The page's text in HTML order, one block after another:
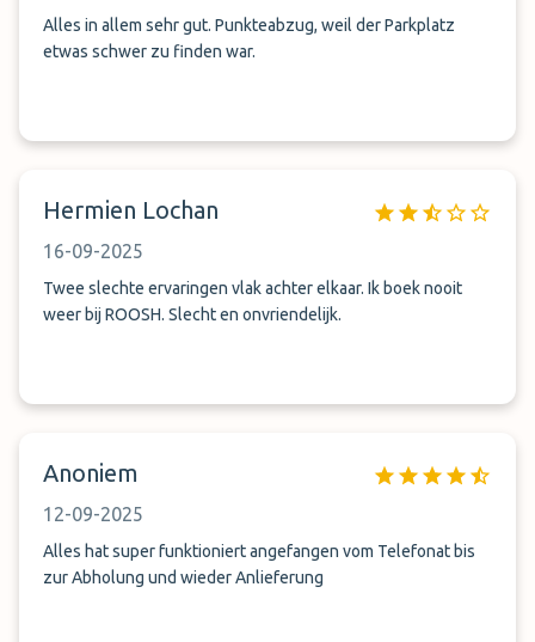
Alles in allem sehr gut. Punkteabzug, weil der Parkplatz
etwas schwer zu finden war.
Hermien Lochan
16-09-2025
Twee slechte ervaringen vlak achter elkaar. Ik boek nooit
weer bij ROOSH. Slecht en onvriendelijk.
Anoniem
12-09-2025
Alles hat super funktioniert angefangen vom Telefonat bis
zur Abholung und wieder Anlieferung